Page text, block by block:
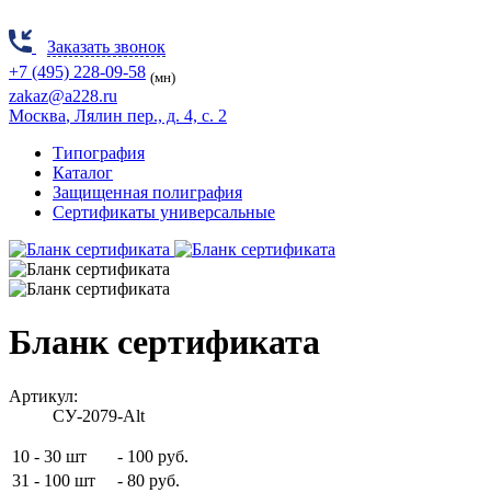
Заказать звонок
+7 (495) 228-09-58 (мн)
zakaz@a228.ru
Москва, Лялин пер., д. 4, с. 2
Типография
Каталог
Защищенная полиграфия
Сертификаты универсальные
Бланк сертификата
Артикул:
СУ-2079-Alt
10 - 30 шт - 100 руб.
31 - 100 шт
- 80 руб.